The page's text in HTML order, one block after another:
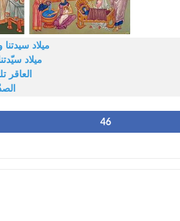
ميلاد سيدتنا
ميلاد
العاقر
46